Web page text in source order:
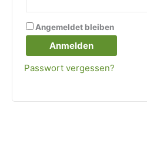
Angemeldet bleiben
Anmelden
Passwort vergessen?